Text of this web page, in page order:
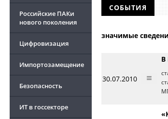
Российские ПАКи
нового поколения
Цифровизация
Импортозамещение
Безопасность
ИТ в госсекторе
СОБЫТИЯ
значимые
30.07.2010
В